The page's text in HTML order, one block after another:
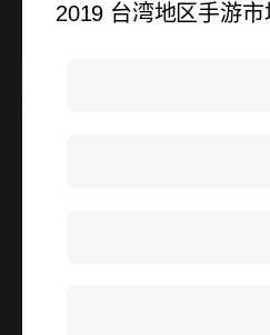
2019 台湾地区手游